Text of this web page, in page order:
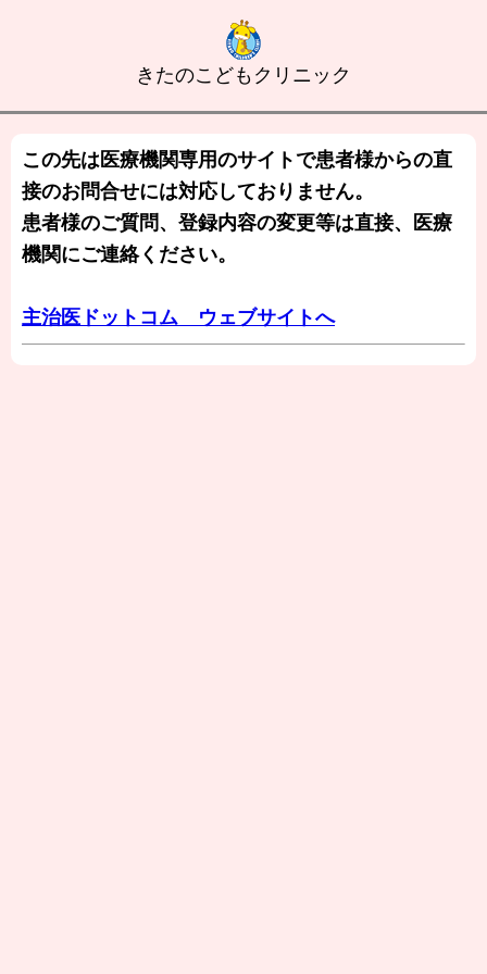
きたのこどもクリニック
この先は医療機関専用のサイトで患者様からの直
接のお問合せには対応しておりません。
患者様のご質問、登録内容の変更等は直接、医療
機関にご連絡ください。
主治医ドットコム ウェブサイトへ